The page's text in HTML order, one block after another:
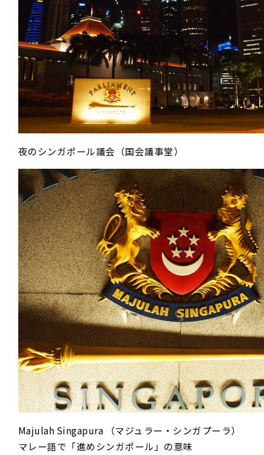
夜のシンガポール議会（国会議事堂）
Majulah Singapura （マジュラー・シンガプーラ）
マレー語で「進めシンガポール」の意味